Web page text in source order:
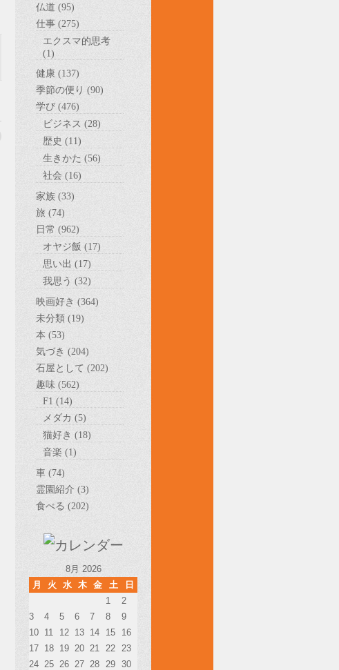
仏道 (95)
仕事 (275)
エクスマ的思考
(1)
健康 (137)
季節の便り (90)
学び (476)
ビジネス (28)
歴史 (11)
生きかた (56)
社会 (16)
家族 (33)
旅 (74)
日常 (962)
オヤジ飯 (17)
思い出 (17)
我思う (32)
映画好き (364)
未分類 (19)
本 (53)
気づき (204)
石屋として (202)
趣味 (562)
F1 (14)
メダカ (5)
猫好き (18)
音楽 (1)
車 (74)
霊園紹介 (3)
食べる (202)
8月 2026
月
火 水 木 金 土
日
1
2
3
4 5 6 7 8
9
10 11 12 13 14 15
16
17 18 19 20 21 22 23
24 25 26 27 28 29 30